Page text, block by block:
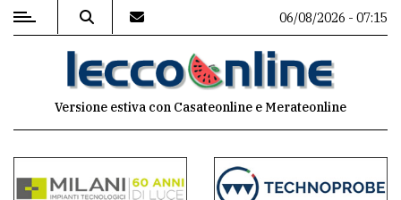
MENU
commenti
06/08/2026 - 07:15
Versione estiva con Casateonline e Merateonline